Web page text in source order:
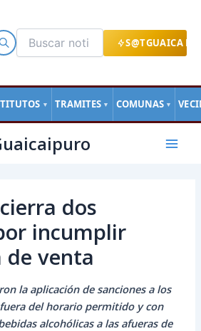
S@TGUAICA
▼ TRAMITES ▼ COMUNAS ▼
Main
dos
incumplir
de venta
la aplicación de sanciones a los
del horario permitido y con
alcohólicas a las afueras de